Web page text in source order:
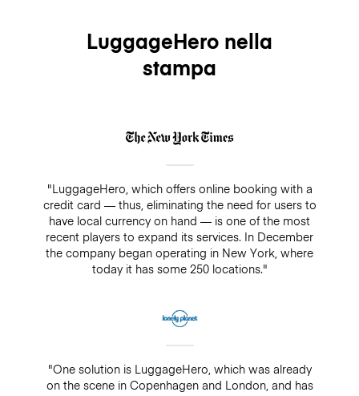
LuggageHero nella
stampa
"LuggageHero, which offers online booking with a
credit card — thus, eliminating the need for users to
have local currency on hand — is one of the most
recent players to expand its services. In December
the company began operating in New York, where
today it has some 250 locations."
"One solution is LuggageHero, which was already
on the scene in Copenhagen and London, and has